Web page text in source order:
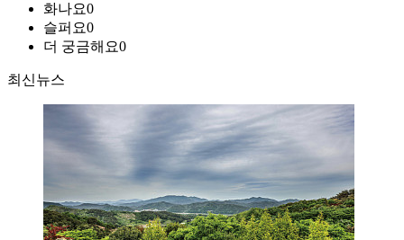
화나요0
슬퍼요0
더 궁금해요0
최신뉴스